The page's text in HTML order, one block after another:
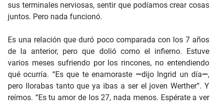
sus terminales nerviosas, sentir que podíamos crear cosas
juntos. Pero nada funcionó.
Es una relación que duró poco comparada con los 7 años
de la anterior, pero que dolió como el infierno. Estuve
varios meses sufriendo por los rincones, no entendiendo
qué ocurría. “Es que te enamoraste —dijo Ingrid un día—,
pero llorabas tanto que ya ibas a ser el joven Werther”. Y
reímos. “Es tu amor de los 27, nada menos. Espérate a ver